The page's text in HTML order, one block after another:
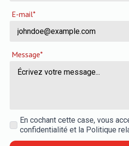
E-mail*
Message*
En cochant cette case, vous
confidentialité et la Politique